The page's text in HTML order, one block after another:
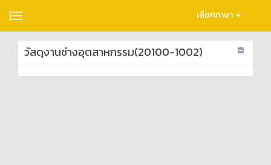
เลือกภาษา
วัสดุงานช่างอุตสาหกรรม(20100-1002)